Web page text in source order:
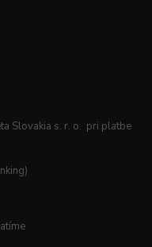
Slovakia s. r. o. pri platbe